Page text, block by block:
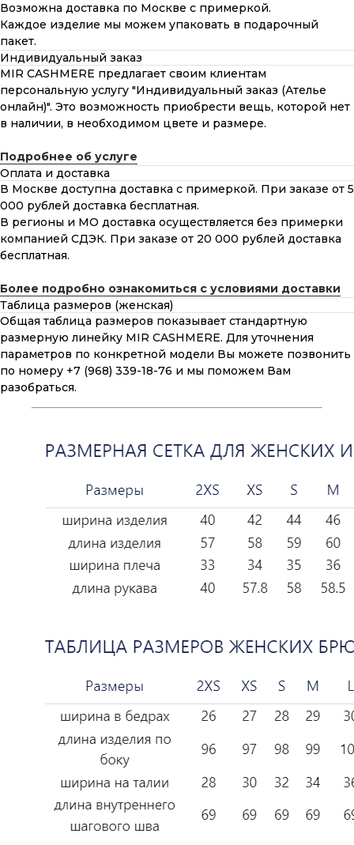
Возможна доставка по Москве с примеркой.
Каждое изделие мы можем упаковать в подарочный
пакет.
Индивидуальный заказ
MIR CASHMERE предлагает своим клиентам
персональную услугу "Индивидуальный заказ (Ателье
онлайн)". Это возможность приобрести вещь, которой нет
в наличии, в необходимом цвете и размере.
Подробнее об услуге
Оплата и доставка
В Москве доступна доставка с примеркой. При заказе от 5
000 рублей доставка бесплатная.
В регионы и МО доставка осуществляется без примерки
компанией СДЭК. При заказе от 20 000 рублей доставка
бесплатная.
Более подробно ознакомиться с условиями доставки
Таблица размеров (женская)
Общая таблица размеров показывает стандартную
размерную линейку MIR CASHMERE. Для уточнения
параметров по конкретной модели Вы можете позвонить
по номеру +7 (968) 339-18-76 и мы поможем Вам
разобраться.